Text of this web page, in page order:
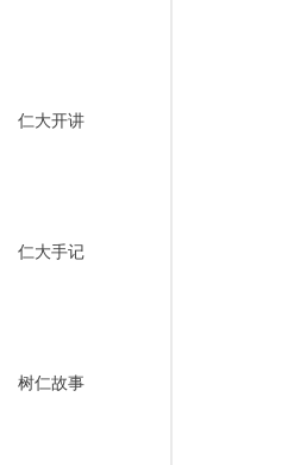
仁大开讲
仁大手记
树仁故事